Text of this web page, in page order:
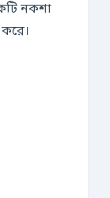
নকশা